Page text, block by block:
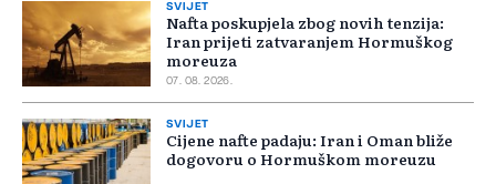
SVIJET
Nafta poskupjela zbog novih tenzija:
Iran prijeti zatvaranjem Hormuškog
moreuza
07. 08. 2026.
SVIJET
Cijene nafte padaju: Iran i Oman bliže
dogovoru o Hormuškom moreuzu